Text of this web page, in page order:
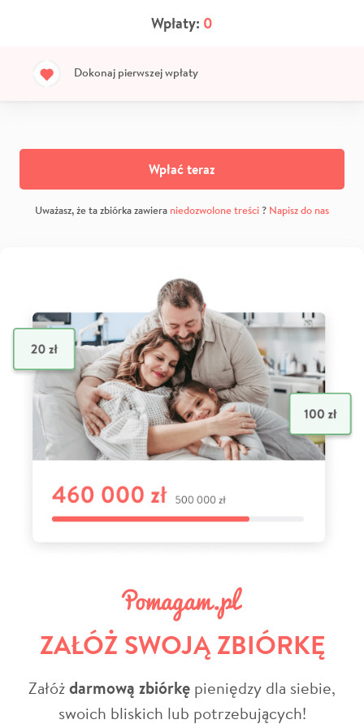
Wpłaty: 0
Dokonaj pierwszej wpłaty
Wpłać teraz
Uważasz, że ta zbiórka zawiera niedozwolone treści? Napisz do nas
ZAŁÓŻ SWOJĄ ZBIÓRKĘ
Załóżdarmową zbiórkę pieniędzy dla siebie,
swoich bliskich lub potrzebujących!